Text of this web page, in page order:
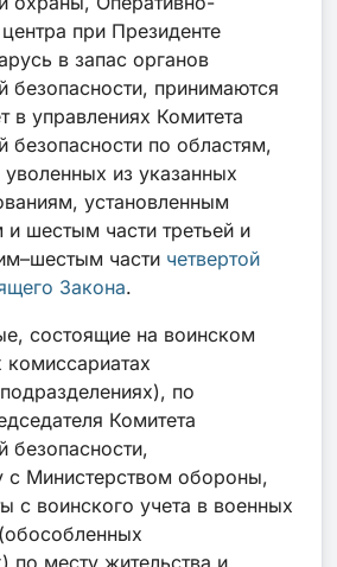
при Президенте
в запас органов
безопасности, принимаются
в управлениях Комитета
безопасности по областям,
из указанных
установленным
шестым части третьей и
части четвертой
Закона.
состоящие на воинском
комиссариатах
по
Комитета
безопасности,
с Министерством обороны,
с воинского учета в военных
по месту жительства и